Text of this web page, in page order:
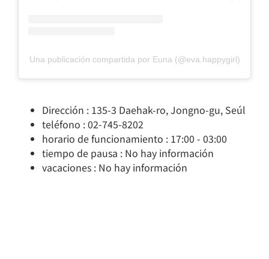
Una publicación compartida por Euna (@eva.happygirl)
Dirección : 135-3 Daehak-ro, Jongno-gu, Seúl
teléfono : 02-745-8202
horario de funcionamiento : 17:00 - 03:00
tiempo de pausa : No hay información
vacaciones : No hay información